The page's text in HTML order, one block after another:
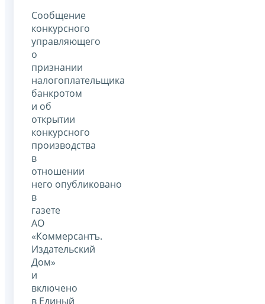
Сообщение
конкурсного
управляющего
о
признании
налогоплательщика
банкротом
и об
открытии
конкурсного
производства
в
отношении
него опубликовано
в
газете
АО
«Коммерсантъ.
Издательский
Дом»
и
включено
в Единый